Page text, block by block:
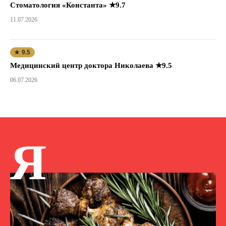
Стоматология «Константа» ★9.7
11.07.2026
★ 9.5
Медицинский центр доктора Николаева ★9.5
06.07.2026
Я